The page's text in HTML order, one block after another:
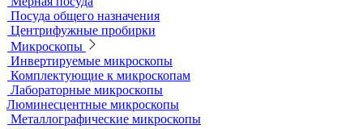
Дробильно-мельничное оборудование
Грохоты и рассевы
Лабораторные сита
Мельницы лабораторные
Оборудование для дробления и измельчения
Жидкостные термостаты и криостаты